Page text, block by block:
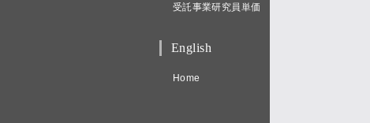
受託事業研究員単価
English
Home